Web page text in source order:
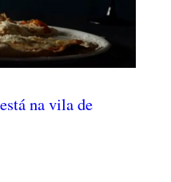
na vila de